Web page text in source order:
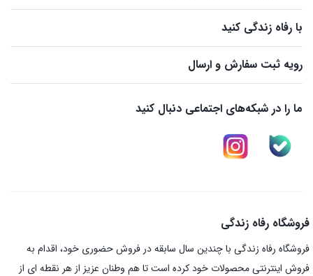
با رفاه زندگی کنید
رویه ثبت سفارش و ارسال
ما را در شبکه‌های اجتماعی دنبال کنید
فروشگاه رفاه زندگی
فروشگاه رفاه زندگی با چندین سال سابقه در فروش حضوری خود، اقدام به
فروش اینترنتی محصولات خود کرده است تا هم وطنان عزیز از هر نقطه ای از